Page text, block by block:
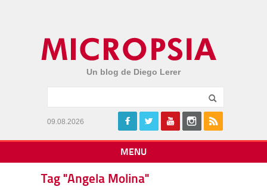
Un blog de Diego Lerer
09.08.2026
MENU
Tag "Angela Molina"